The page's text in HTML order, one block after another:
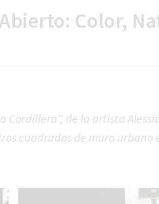
Color,
Cordillera”, de la artista
cuadrados de muro urbano